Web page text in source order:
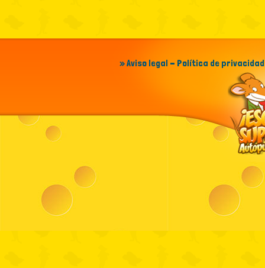
» Aviso legal - Política de privacidad